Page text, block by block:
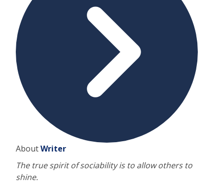
AboutWriter
The true spirit of sociability is to allow others to
shine.